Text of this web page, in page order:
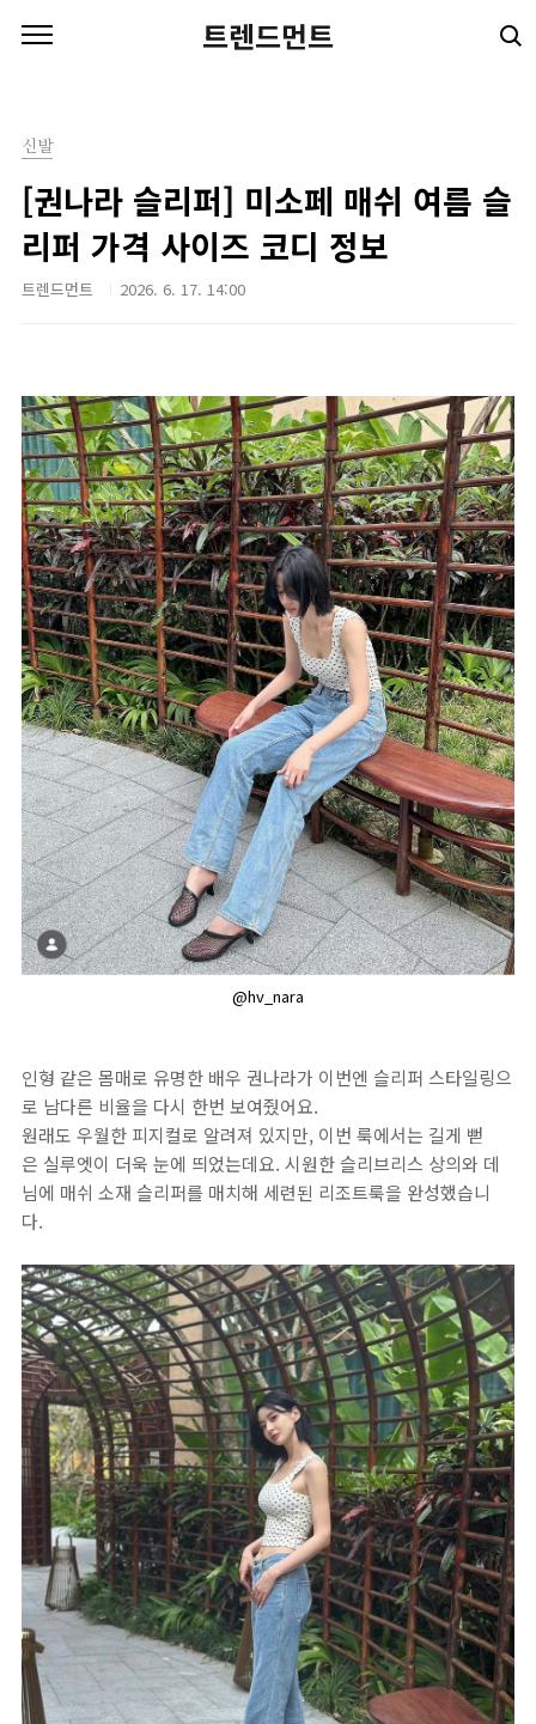
트렌드먼트
신발
[권나라 슬리퍼] 미소페 매쉬 여름 슬
리퍼 가격 사이즈 코디 정보
트렌드먼트 2026. 6. 17. 14:00
@hv_nara
인형 같은 몸매로 유명한 배우 권나라가 이번엔 슬리퍼 스타일링으
로 남다른 비율을 다시 한번 보여줬어요.
원래도 우월한 피지컬로 알려져 있지만, 이번 룩에서는 길게 뻗
은 실루엣이 더욱 눈에 띄었는데요. 시원한 슬리브리스 상의와 데
님에 매쉬 소재 슬리퍼를 매치해 세련된 리조트룩을 완성했습니
다.